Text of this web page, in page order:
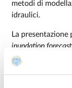
metodi di
idraulici.
La
inundation
models: the 2020
tema dell’High